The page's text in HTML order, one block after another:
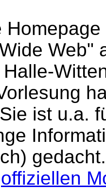
Web"
ist u.a.
offiziellen